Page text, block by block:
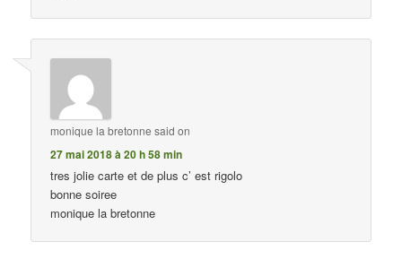
monique la bretonne said on
27 mai 2018 à 20 h 58 min
tres jolie carte et de plus c’ est rigolo
bonne soiree
monique la bretonne